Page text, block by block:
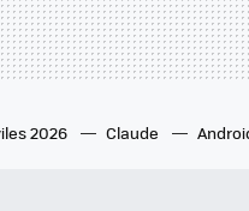
2026 Claude